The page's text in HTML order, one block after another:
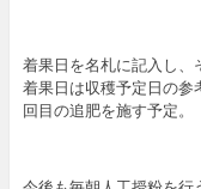
着果日を名札に記入し、
着果日は収穫予定日の参
回目の追肥を施す予定。